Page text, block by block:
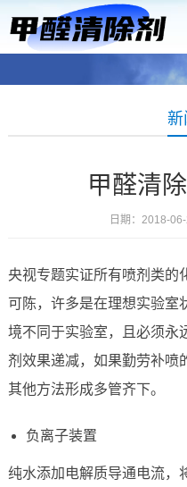
新
甲醛清
日期：2018-
央视专题实证所有喷剂类的
可陈，许多是在理想实验室
境不同于实验室，且必须永
剂效果递减，如果勤劳补喷
其他方法形成多管齐下。
负离子装置
纯水添加电解质导通电流，